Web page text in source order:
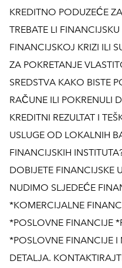
KREDITNO PODUZEĆE
TREBATE LI
FINANCIJSKOJ KRIZI ILI
ZA POKRETANJE
SREDSTVA KAKO BISTE
RAČUNE ILI POKRENULI
KREDITNI REZULTAT I
USLUGE OD LOKALNIH
FINANCIJSKIH
DOBIJETE FINANCIJSKE
NUDIMO SLJEDEĆE
*KOMERCIJALNE
*POSLOVNE FINANCIJE
*POSLOVNE FINANCIJE I
DETALJA.